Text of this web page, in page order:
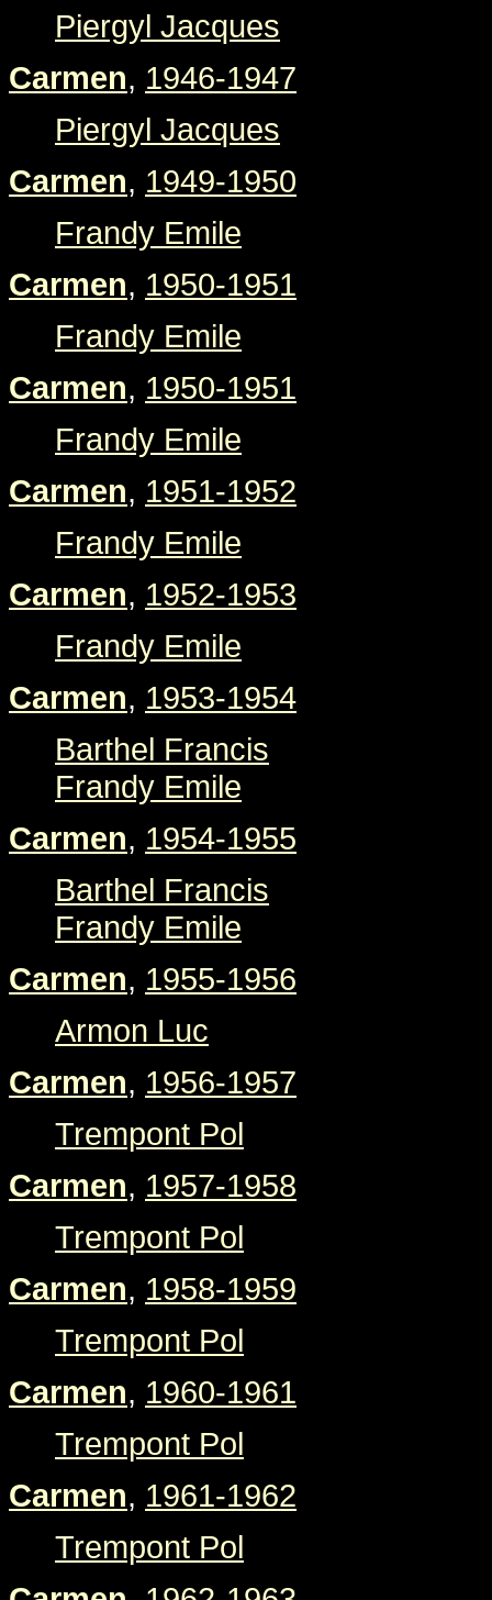
Piergyl Jacques
Carmen, 1946-1947
Piergyl Jacques
Carmen, 1949-1950
Frandy Emile
Carmen, 1950-1951
Frandy Emile
Carmen, 1950-1951
Frandy Emile
Carmen, 1951-1952
Frandy Emile
Carmen, 1952-1953
Frandy Emile
Carmen, 1953-1954
Barthel Francis
Frandy Emile
Carmen, 1954-1955
Barthel Francis
Frandy Emile
Carmen, 1955-1956
Armon Luc
Carmen, 1956-1957
Trempont Pol
Carmen, 1957-1958
Trempont Pol
Carmen, 1958-1959
Trempont Pol
Carmen, 1960-1961
Trempont Pol
Carmen, 1961-1962
Trempont Pol